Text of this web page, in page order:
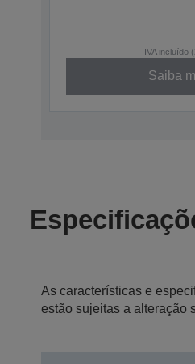
IVA incluído
Saiba
As características e
estão sujeitas a alteração